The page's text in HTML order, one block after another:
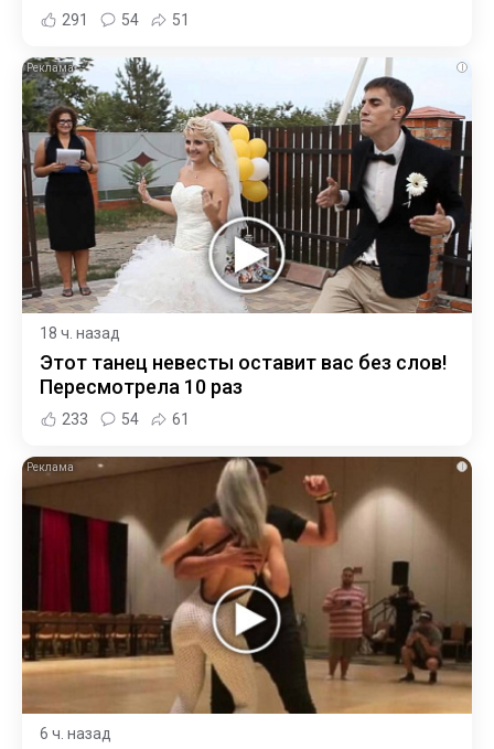
291 54 51
i
18 ч. назад
Этот танец невесты оставит вас без слов!
Пересмотрела 10 раз
233 54 61
i
6 ч. назад